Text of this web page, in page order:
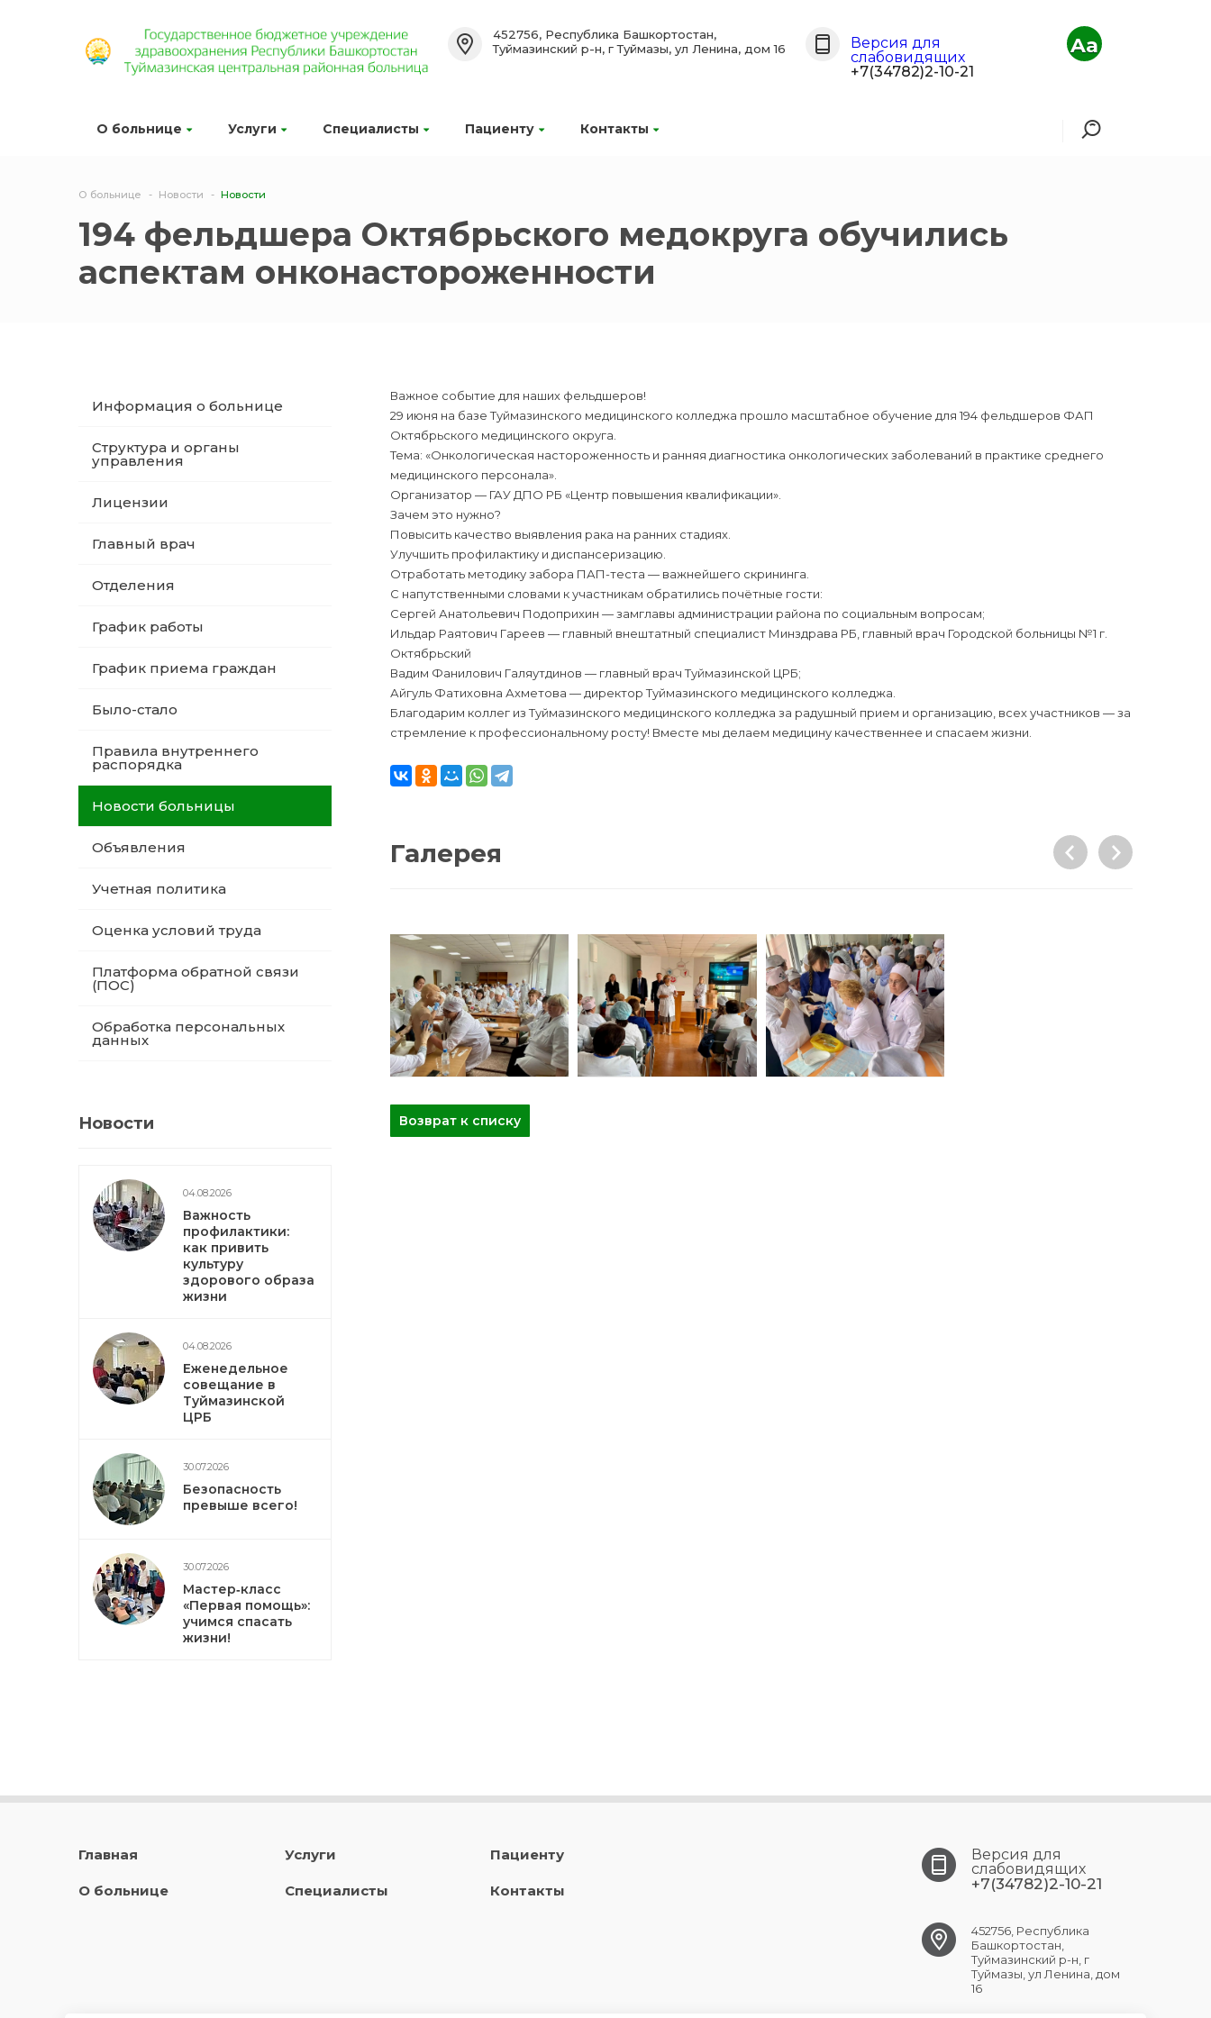
О больнице Услуги Специалисты Пациенту Контакты
452756, Республика Башкортостан,
Туймазинский р-н, г Туймазы, ул Ленина, дом 16
Версия для
слабовидящих
+7(34782)2-10-21
Aa
О больнице Новости Новости
194 фельдшера Октябрьского медокруга обучились
аспектам онконастороженности
Информация о больнице
Структура и органы
управления
Лицензии
Главный врач
Отделения
График работы
График приема граждан
Было-стало
Правила внутреннего
распорядка
Новости больницы
Объявления
Учетная политика
Оценка условий труда
Платформа обратной связи
(ПОС)
Обработка персональных
данных
Новости
04.08.2026
Важность
профилактики:
как привить
культуру
здорового образа
жизни
04.08.2026
Еженедельное
совещание в
Туймазинской
ЦРБ
30.07.2026
Безопасность
превыше всего!
30.07.2026
Мастер‑класс
«Первая помощь»:
учимся спасать
жизни!
Важное событие для наших фельдшеров!
29 июня на базе Туймазинского медицинского колледжа прошло масштабное обучение для 194 фельдшеров ФАП
Октябрьского медицинского округа.
Тема: «Онкологическая настороженность и ранняя диагностика онкологических заболеваний в практике среднего
медицинского персонала».
Организатор — ГАУ ДПО РБ «Центр повышения квалификации».
Зачем это нужно?
Повысить качество выявления рака на ранних стадиях.
Улучшить профилактику и диспансеризацию.
Отработать методику забора ПАП-теста — важнейшего скрининга.
С напутственными словами к участникам обратились почётные гости:
Сергей Анатольевич Подоприхин — замглавы администрации района по социальным вопросам;
Ильдар Раятович Гареев — главный внештатный специалист Минздрава РБ, главный врач Городской больницы №1 г.
Октябрьский
Вадим Фанилович Галяутдинов — главный врач Туймазинской ЦРБ;
Айгуль Фатиховна Ахметова — директор Туймазинского медицинского колледжа.
Благодарим коллег из Туймазинского медицинского колледжа за радушный прием и организацию, всех участников — за
стремление к профессиональному росту! Вместе мы делаем медицину качественнее и спасаем жизни.
Галерея
Возврат к списку
Главная
О больнице
Услуги
Специалисты
Пациенту
Контакты
Версия для
слабовидящих
+7(34782)2-10-21
452756, Республика
Башкортостан,
Туймазинский р-н, г
Туймазы, ул Ленина, дом
16